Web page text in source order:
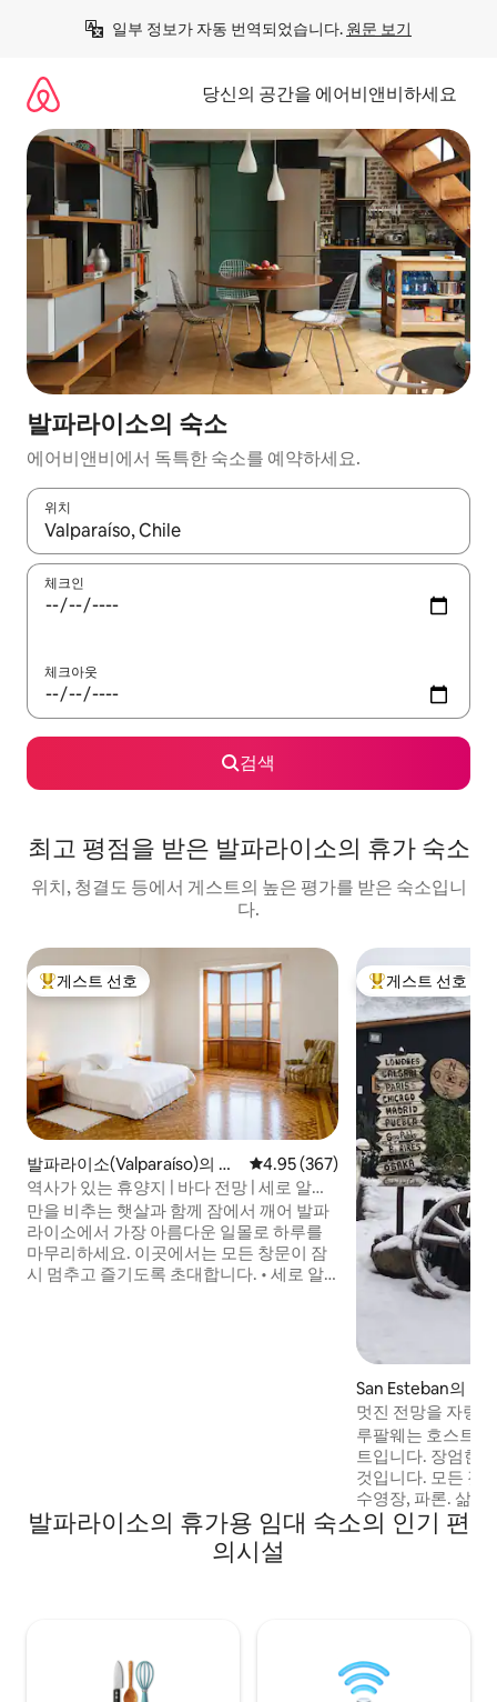
일부 정보가 자동 번역되었습니다. 원문 보기
당신의 공간을 에어비앤비하세요
발파라이소의 숙소
에어비앤비에서 독특한 숙소를 예약하세요.
위치
결과가 나오면 위·아래 화살표 키를 사용하거나 터치 또는 스와이
체크인
체크아웃
검색
최고 평점을 받은 발파라이소의 휴가 숙소
위치, 청결도 등에서 게스트의 높은 평가를 받은 숙소입니
다.
상위 게스트 선호
게스트 선호
발파라이소(Valparaíso)의 타
운하우스
평점 4.95점(5점 만점), 후기 367
4.95 (367)
역사가 있는 휴양지 | 바다 전망 | 세로 알레
그레
만을 비추는 햇살과 함께 잠에서 깨어 발파
라이소에서 가장 아름다운 일몰로 하루를
마무리하세요. 이곳에서는 모든 창문이 잠
시 멈추고 즐기도록 초대합니다. • 세로 알
상위 게스트 선호
게스트 선호
San Esteban의 초
멋진 전망을 자랑
휴양지
루팔웨는 호스트
트입니다. 장엄한 전망이 당신을 사로잡을
것입니다. 모든 것
수영장, 파론. 삶에
즐기는 커플을 위
하고 조용한 숙소
다. 겨울철 4륜구동
발파라이소의 휴가용 임대 숙소의 인기 편
의시설